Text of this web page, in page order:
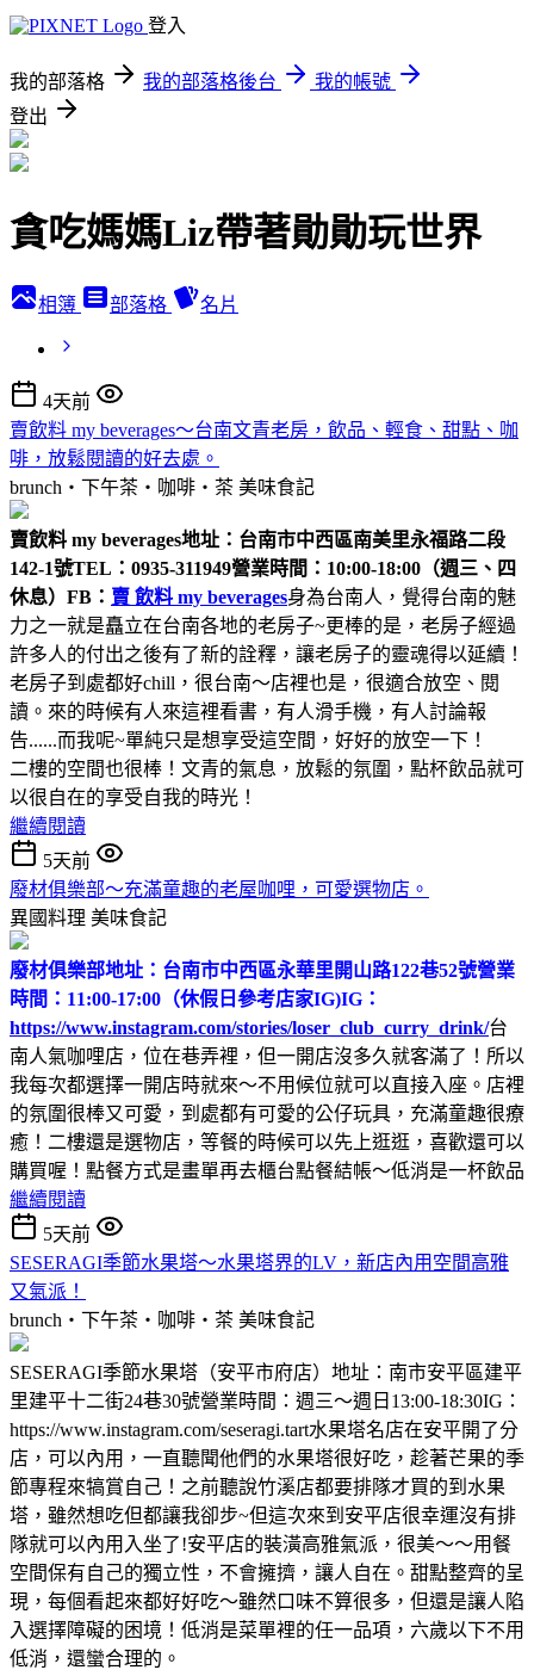
登入
我的部落格 我的部落格後台
我的帳號
登出
貪吃媽媽Liz帶著勛勛玩世界
相簿 部落格 名片
4天前
賣飲料 my beverages～台南文青老房，飲品、輕食、甜點、咖
啡，放鬆閱讀的好去處。
brunch‧下午茶‧咖啡‧茶 美味食記
賣飲料 my beverages地址：台南市中西區南美里永福路二段
142-1號TEL：0935-311949營業時間：10:00-18:00（週三、四
休息） FB： 賣 飲料 my beverages身為台南人，覺得台南的魅
力之一就是矗立在台南各地的老房子~更棒的是，老房子經過
許多人的付出之後有了新的詮釋，讓老房子的靈魂得以延續！
老房子到處都好chill，很台南～店裡也是，很適合放空、閱
讀。來的時候有人來這裡看書，有人滑手機，有人討論報
告......而我呢~單純只是想享受這空間，好好的放空一下！
二樓的空間也很棒！文青的氣息，放鬆的氛圍，點杯飲品就可
以很自在的享受自我的時光！
繼續閱讀
5天前
廢材俱樂部～充滿童趣的老屋咖哩，可愛選物店。
異國料理 美味食記
廢材俱樂部地址：台南市中西區永華里開山路122巷52號營業
時間：11:00-17:00（休假日參考店家IG)IG：
https://www.instagram.com/stories/loser_club_curry_drink/台
南人氣咖哩店，位在巷弄裡，但一開店沒多久就客滿了！所以
我每次都選擇一開店時就來～不用候位就可以直接入座。店裡
的氛圍很棒又可愛，到處都有可愛的公仔玩具，充滿童趣很療
癒！二樓還是選物店，等餐的時候可以先上逛逛，喜歡還可以
購買喔！點餐方式是畫單再去櫃台點餐結帳～低消是一杯飲品
繼續閱讀
5天前
SESERAGI季節水果塔～水果塔界的LV，新店內用空間高雅
又氣派！
brunch‧下午茶‧咖啡‧茶 美味食記
SESERAGI季節水果塔（安平市府店）地址：南市安平區建平
里建平十二街24巷30號營業時間：週三～週日13:00-18:30IG：
https://www.instagram.com/seseragi.tart水果塔名店在安平開了分
店，可以內用，一直聽聞他們的水果塔很好吃，趁著芒果的季
節專程來犒賞自己！之前聽說竹溪店都要排隊才買的到水果
塔，雖然想吃但都讓我卻步~但這次來到安平店很幸運沒有排
隊就可以內用入坐了!安平店的裝潢高雅氣派，很美～～用餐
空間保有自己的獨立性，不會擁擠，讓人自在。甜點整齊的呈
現，每個看起來都好好吃～雖然口味不算很多，但還是讓人陷
入選擇障礙的困境！低消是菜單裡的任一品項，六歲以下不用
低消，還蠻合理的。